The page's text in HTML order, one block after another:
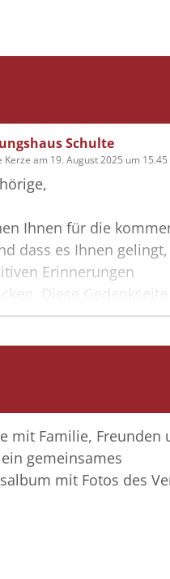
Schulte
Kerze am 19. August 2025 um
Ihnen für die
dass es Ihnen
Erinnerungen
Diese Gedenkseite
helfen, Ihre Trauer zu
Schulte und alle
mit Familie, Freunden
gemeinsames
mit Fotos des